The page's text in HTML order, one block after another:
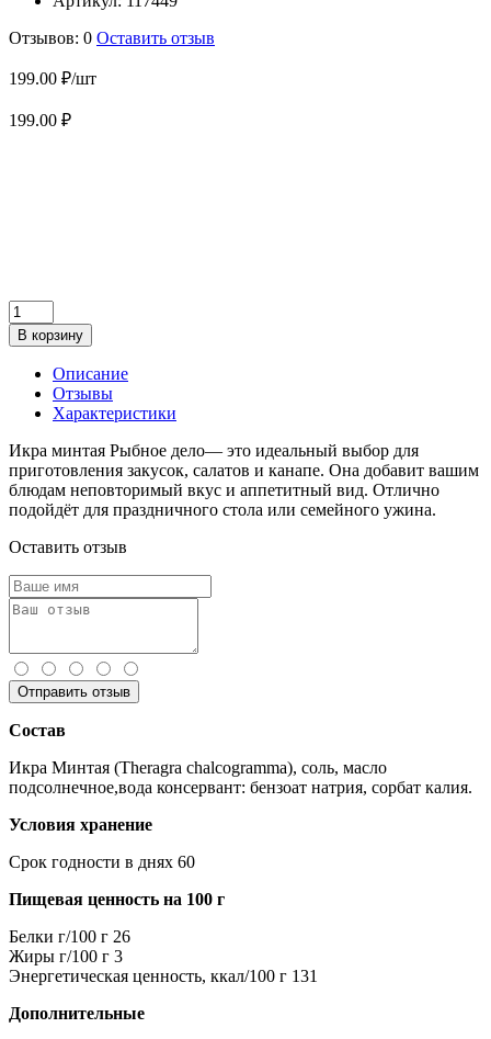
Отзывов: 0 Оставить отзыв
199.00 ₽/шт
199.00 ₽
В корзину
Описание
Отзывы
Характеристики
Икра минтая Рыбное дело— это идеальный выбор для
приготовления закусок, салатов и канапе. Она добавит вашим
блюдам неповторимый вкус и аппетитный вид. Отлично
подойдёт для праздничного стола или семейного ужина.
Оставить отзыв
Отправить отзыв
Состав
Икра Минтая (Theragra chalcogramma), соль, масло
подсолнечное,вода консервант: бензоат натрия, сорбат калия.
Условия хранение
Срок годности в днях 60
Пищевая ценность на 100 г
Белки г/100 г 26
Жиры г/100 г 3
Энергетическая ценность, ккал/100 г 131
Дополнительные